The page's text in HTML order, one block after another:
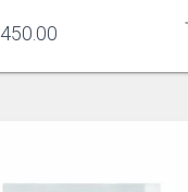
450.00